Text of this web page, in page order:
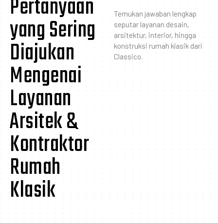
Pertanyaan
yang Sering
Diajukan
Mengenai
Layanan
Arsitek &
Kontraktor
Rumah
Klasik
Temukan jawaban lengkap
seputar layanan desain,
arsitektur, interior, hingga
konstruksi rumah klasik dari
Classico.